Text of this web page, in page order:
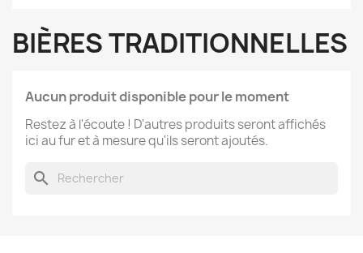
BIÈRES TRADITIONNELLES
Aucun produit disponible pour le moment
Restez à l'écoute ! D'autres produits seront affichés
ici au fur et à mesure qu'ils seront ajoutés.
search